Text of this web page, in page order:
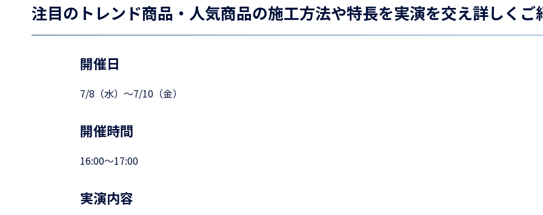
注目のトレンド商品・人気商品の施工方法や特長を実演を交え詳しくご
開催日
7/8（水）～7/10（金）
開催時間
16:00～17:00
実演内容